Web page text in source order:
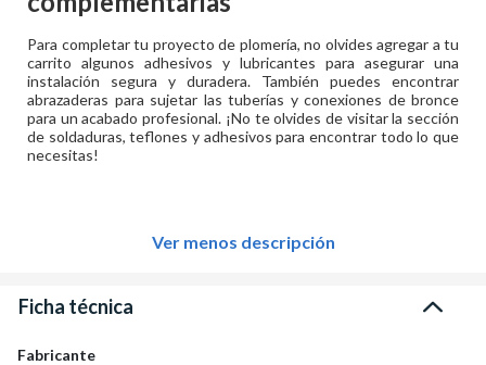
Para completar tu proyecto de plomería, no olvides agregar a tu
carrito algunos adhesivos y lubricantes para asegurar una
instalación segura y duradera. También puedes encontrar
abrazaderas para sujetar las tuberías y conexiones de bronce
para un acabado profesional. ¡No te olvides de visitar la sección
de soldaduras, teflones y adhesivos para encontrar todo lo que
necesitas!
Ver menos descripción
Ficha técnica
Fabricante